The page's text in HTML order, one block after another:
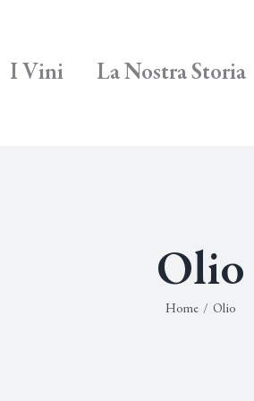
I Vini La Nostra Storia
Olio
Home / Olio